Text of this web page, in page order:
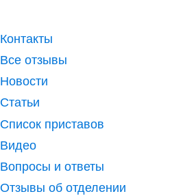
Контакты
Все отзывы
Новости
Статьи
Список приставов
Видео
Вопросы и ответы
Отзывы об отделении